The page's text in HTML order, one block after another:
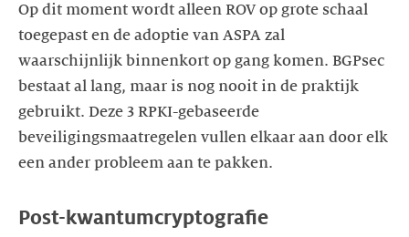
Op dit moment wordt alleen ROV op grote schaal
toegepast en de adoptie van ASPA zal
waarschijnlijk binnenkort op gang komen. BGPsec
bestaat al lang, maar is nog nooit in de praktijk
gebruikt. Deze 3 RPKI-gebaseerde
beveiligingsmaatregelen vullen elkaar aan door elk
een ander probleem aan te pakken.
Post-kwantumcryptografie